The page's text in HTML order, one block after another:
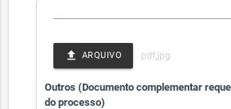
ARQUIVO
file_upload
Outros (Documento complementar
do processo)